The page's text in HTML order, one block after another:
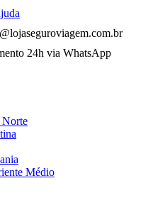
24h via WhatsApp
Médio